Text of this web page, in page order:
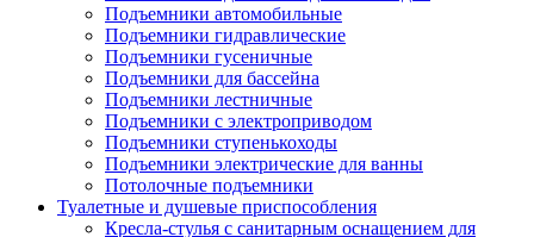
Подъемники автомобильные
Подъемники гидравлические
Подъемники гусеничные
Подъемники для бассейна
Подъемники лестничные
Подъемники с электроприводом
Подъемники ступенькоходы
Подъемники электрические для ванны
Потолочные подъемники
Туалетные и душевые приспособления
Кресла-стулья с санитарным оснащением для